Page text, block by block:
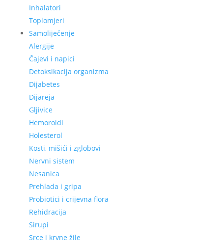
Inhalatori
Toplomjeri
Samoliječenje
Alergije
Čajevi i napici
Detoksikacija organizma
Dijabetes
Dijareja
Gljivice
Hemoroidi
Holesterol
Kosti, mišići i zglobovi
Nervni sistem
Nesanica
Prehlada i gripa
Probiotici i crijevna flora
Rehidracija
Sirupi
Srce i krvne žile